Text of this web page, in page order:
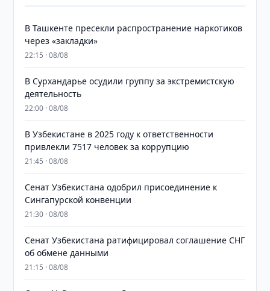
В Ташкенте пресекли распространение наркотиков
через «закладки»
22:15 · 08/08
В Сурхандарье осудили группу за экстремистскую
деятельность
22:00 · 08/08
В Узбекистане в 2025 году к ответственности
привлекли 7517 человек за коррупцию
21:45 · 08/08
Сенат Узбекистана одобрил присоединение к
Сингапурской конвенции
21:30 · 08/08
Сенат Узбекистана ратифицировал соглашение СНГ
об обмене данными
21:15 · 08/08